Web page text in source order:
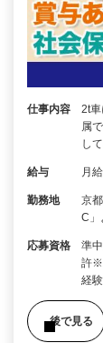
仕事内容
2t
属
し
給与 月
勤務地
京
C」
応募資格
準
許
経
後で見る